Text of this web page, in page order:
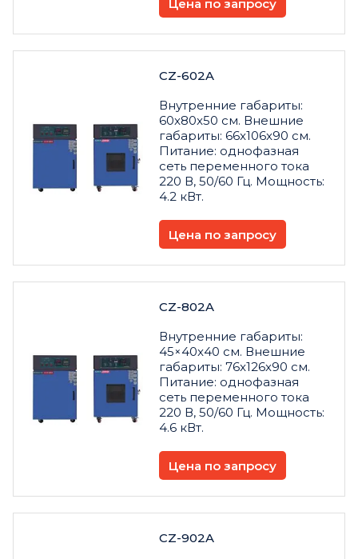
Цена по запросу
CZ-602A
Внутренние габариты:
60x80x50 см. Внешние
габариты: 66x106x90 см.
Питание: однофазная
сеть переменного тока
220 В, 50/60 Гц. Мощность:
4.2 кВт.
Цена по запросу
CZ-802A
Внутренние габариты:
45×40x40 см. Внешние
габариты: 76x126x90 см.
Питание: однофазная
сеть переменного тока
220 В, 50/60 Гц. Мощность:
4.6 кВт.
Цена по запросу
CZ-902A